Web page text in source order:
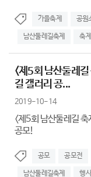
가을축제 공원
남산둘레길축제 축제
<제5회 남산둘레
길 갤러리 공...
2019-10-14
<제5회 남산둘레길
공모!
공모 공모전
남산둘레길축제 행사